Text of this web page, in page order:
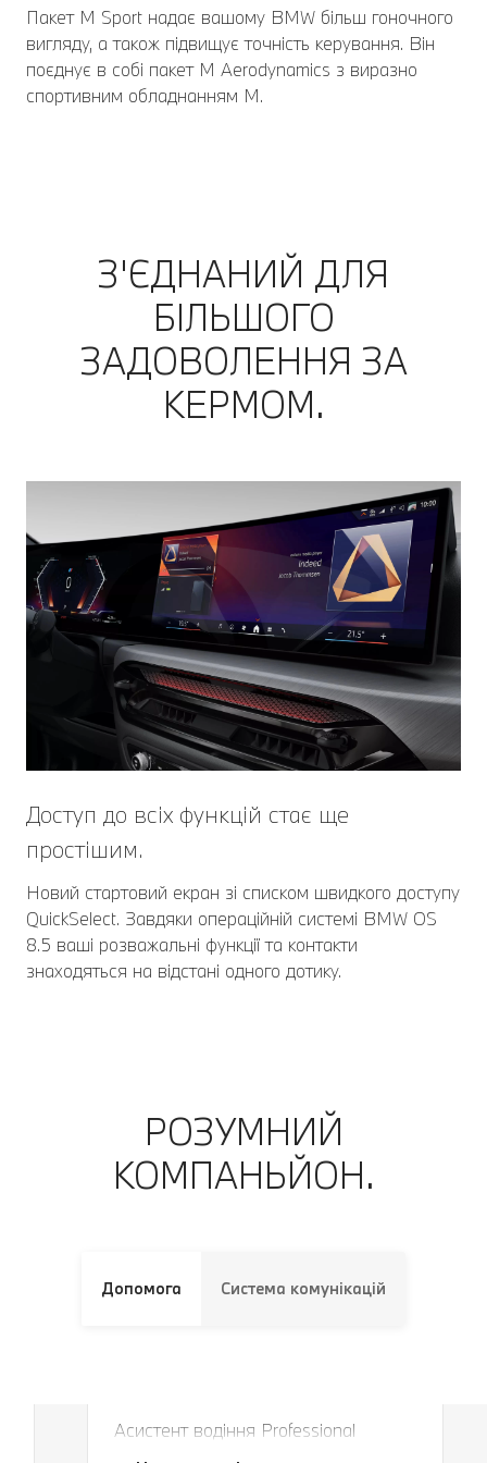
Пакет M Sport надає вашому BMW більш гоночного
вигляду, а також підвищує точність керування. Він
поєднує в собі пакет M Aerodynamics з виразно
спортивним обладнанням M.
З'ЄДНАНИЙ ДЛЯ
БІЛЬШОГО
ЗАДОВОЛЕННЯ ЗА
КЕРМОМ.
Доступ до всіх функцій стає ще
простішим.
Новий стартовий екран зі списком швидкого доступу
QuickSelect. Завдяки операційній системі BMW OS
8.5 ваші розважальні функції та контакти
знаходяться на відстані одного дотику.
РОЗУМНИЙ
КОМПАНЬЙОН.
Допомога Система комунікацій
Завжди в правильній смузі і на
Асистент водіння Professional
безпечно утримує ваш автомобіль у